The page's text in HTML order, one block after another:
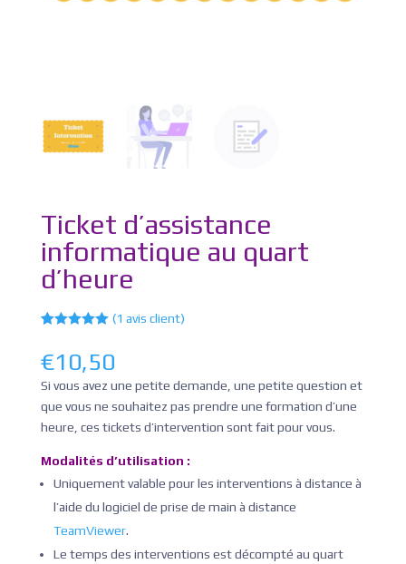
Ticket d’assistance
informatique au quart
d’heure
basé sur
client
(1 avis client)
€10,50
Si vous avez une petite demande, une petite question et
que vous ne souhaitez pas prendre une formation d’une
heure, ces tickets d’intervention sont fait pour vous.
Modalités d’utilisation :
Uniquement valable pour les interventions à distance à
l’aide du logiciel de prise de main à distance
TeamViewer.
Le temps des interventions est décompté au quart